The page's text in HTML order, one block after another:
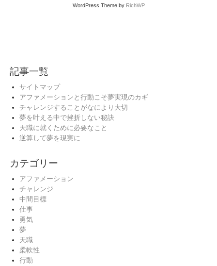
記事一覧
サイトマップ
アファメーションと行動こそ夢実現のカギ
チャレンジすることがなにより大切
夢を叶える中で挫折しない秘訣
天職に就くために必要なこと
逆算して夢を現実に
カテゴリー
アファメーション
チャレンジ
中間目標
仕事
勇気
夢
天職
柔軟性
行動
WordPress Theme by RichWP